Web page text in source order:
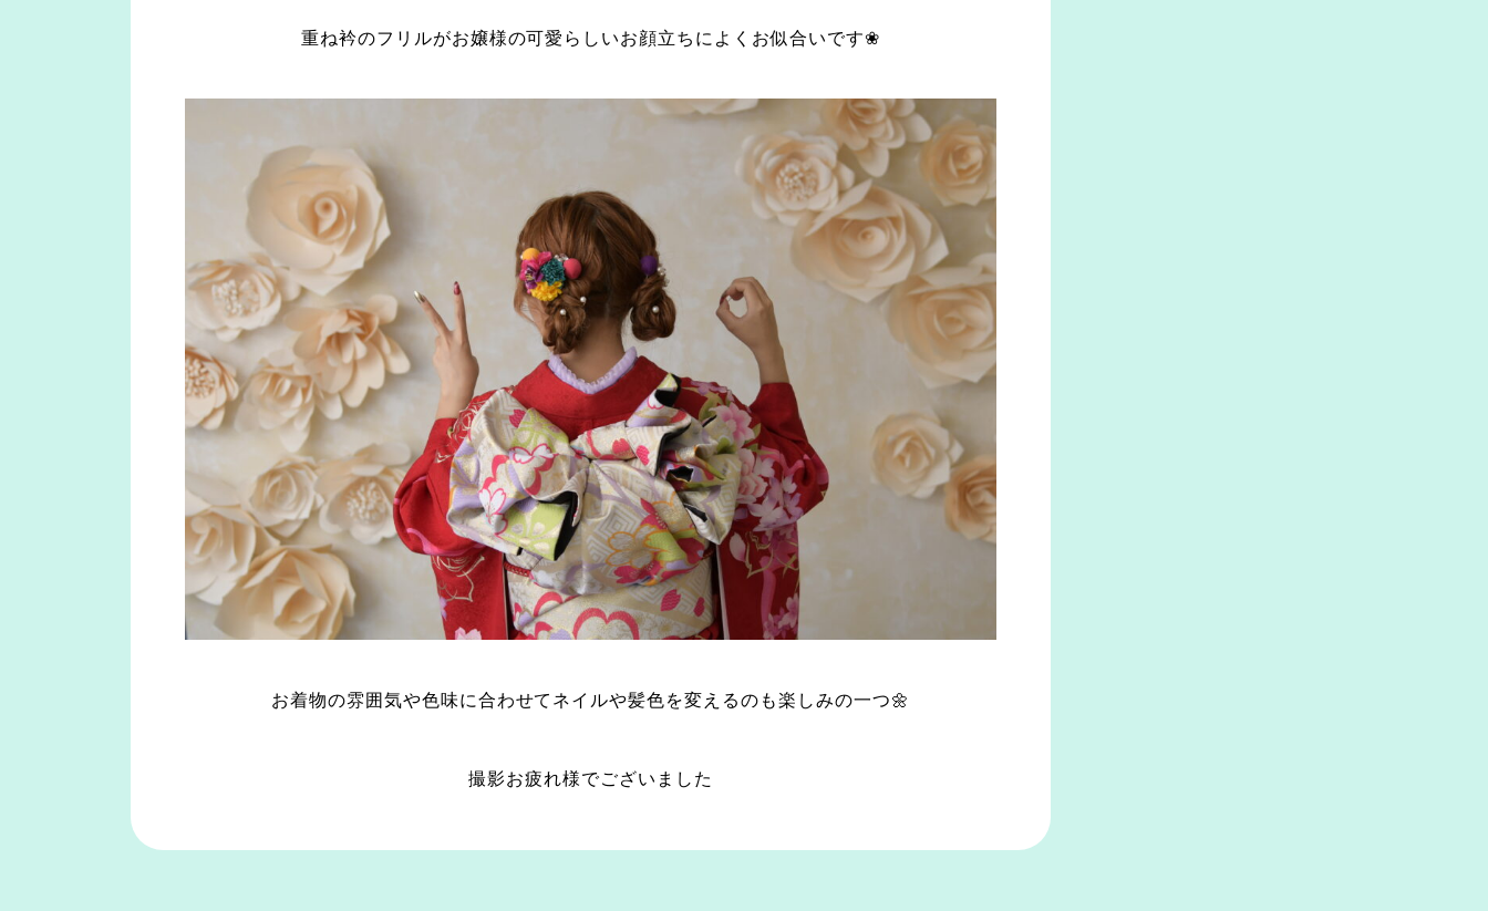
重ね衿のフリルがお嬢様の可愛らしいお顔立ちによくお似合いです❀
お着物の雰囲気や色味に合わせてネイルや髪色を変えるのも楽しみの一つ🌼
撮影お疲れ様でございました